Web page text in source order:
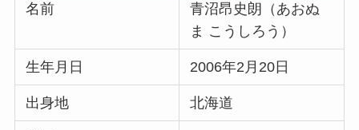
名前
青沼昂史朗（あおぬ
ま こうしろう）
生年月日 2006年2月20日
出身地 北海道